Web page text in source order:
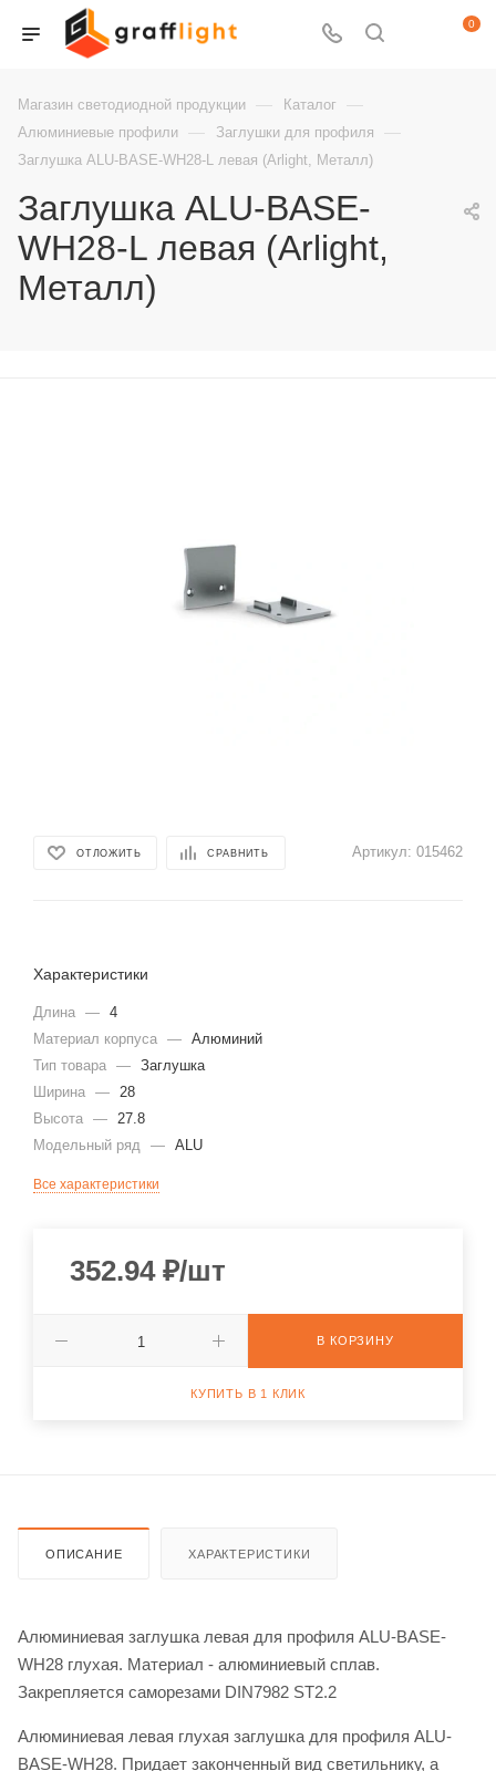
0
Магазин светодиодной продукции — Каталог —
Алюминиевые профили — Заглушки для профиля —
Заглушка ALU-BASE-WH28-L левая (Arlight, Металл)
Заглушка ALU-BASE-
WH28-L левая (Arlight,
Металл)
ОТЛОЖИТЬ СРАВНИТЬ Артикул: 015462
Характеристики
Длина — 4
Материал корпуса — Алюминий
Тип товара — Заглушка
Ширина — 28
Высота — 27.8
Модельный ряд — ALU
Все характеристики
352.94₽/шт
В КОРЗИНУ
КУПИТЬ В 1 КЛИК
ОПИСАНИЕ ХАРАКТЕРИСТИКИ
Алюминиевая заглушка левая для профиля ALU-BASE-
WH28 глухая. Материал - алюминиевый сплав.
Закрепляется саморезами DIN7982 ST2.2
Алюминиевая левая глухая заглушка для профиля ALU-
BASE-WH28. Придает законченный вид светильнику, а